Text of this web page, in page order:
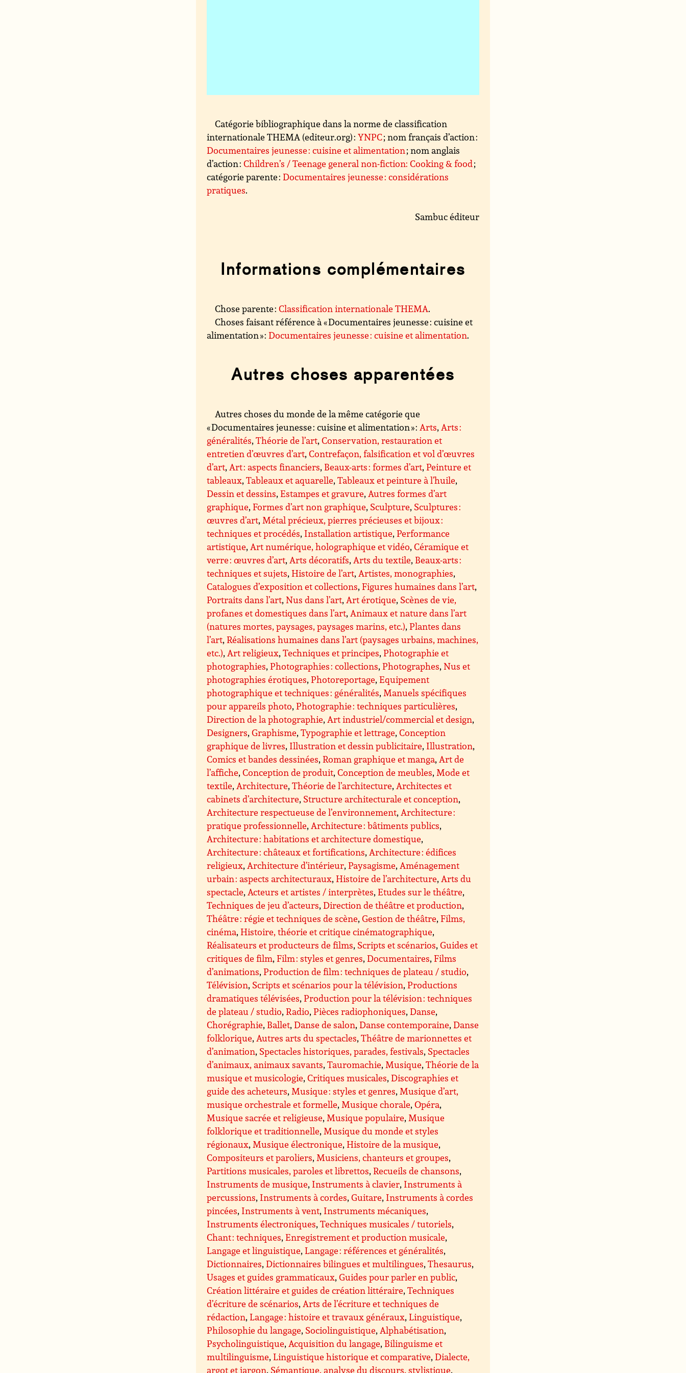
Catégorie bibliographique dans la norme de classification
internationale THEMA (editeur.org) :YNPC; nom français d’action :
Documentaires jeunesse : cuisine et alimentation; nom anglais
d’action :Children’s / Teenage general non-fiction: Cooking & food;
catégorie parente :Documentaires jeunesse : considérations
pratiques.
Sambuc éditeur
Informations complémentaires
Chose parente :Classification internationale THEMA.
Choses faisant référence à « Documentaires jeunesse : cuisine et
alimentation » :Documentaires jeunesse : cuisine et alimentation.
Autres choses apparentées
Autres choses du monde de la même catégorie que
« Documentaires jeunesse : cuisine et alimentation » :Arts,Arts :
généralités,Théorie de l’art,Conservation, restauration et
entretien d’œuvres d’art,Contrefaçon, falsification et vol d’œuvres
d’art,Art : aspects financiers, Beaux-arts : formes d’art,Peinture et
tableaux,Tableaux et aquarelle,Tableaux et peinture à l’huile,
Dessin et dessins,Estampes et gravure,Autres formes d’art
graphique,Formes d’art non graphique, Sculpture, Sculptures :
œuvres d’art,Métal précieux, pierres précieuses et bijoux :
techniques et procédés, Installation artistique,Performance
artistique,Art numérique, holographique et vidéo,Céramique et
verre : œuvres d’art,Arts décoratifs,Arts du textile, Beaux-arts :
techniques et sujets,Histoire de l’art,Artistes, monographies,
Catalogues d’exposition et collections,Figures humaines dans l’art,
Portraits dans l’art,Nus dans l’art,Art érotique, Scènes de vie,
profanes et domestiques dans l’art,Animaux et nature dans l’art
(natures mortes, paysages, paysages marins, etc.),Plantes dans
l’art,Réalisations humaines dans l’art (paysages urbains, machines,
etc.),Art religieux,Techniques et principes,Photographie et
photographies,Photographies : collections,Photographes,Nus et
photographies érotiques,Photoreportage,Equipement
photographique et techniques : généralités,Manuels spécifiques
pour appareils photo,Photographie : techniques particulières,
Direction de la photographie,Art industriel/commercial et design,
Designers,Graphisme,Typographie et lettrage,Conception
graphique de livres, Illustration et dessin publicitaire, Illustration,
Comics et bandes dessinées,Roman graphique et manga,Art de
l’affiche,Conception de produit,Conception de meubles,Mode et
textile,Architecture,Théorie de l’architecture,Architectes et
cabinets d’architecture, Structure architecturale et conception,
Architecture respectueuse de l’environnement,Architecture :
pratique professionnelle,Architecture : bâtiments publics,
Architecture : habitations et architecture domestique,
Architecture : châteaux et fortifications,Architecture : édifices
religieux,Architecture d’intérieur,Paysagisme,Aménagement
urbain : aspects architecturaux,Histoire de l’architecture,Arts du
spectacle,Acteurs et artistes / interprètes,Etudes sur le théâtre,
Techniques de jeu d’acteurs,Direction de théâtre et production,
Théâtre : régie et techniques de scène,Gestion de théâtre,Films,
cinéma,Histoire, théorie et critique cinématographique,
Réalisateurs et producteurs de films, Scripts et scénarios,Guides et
critiques de film,Film : styles et genres,Documentaires,Films
d’animations,Production de film : techniques de plateau / studio,
Télévision, Scripts et scénarios pour la télévision,Productions
dramatiques télévisées,Production pour la télévision : techniques
de plateau / studio,Radio,Pièces radiophoniques,Danse,
Chorégraphie, Ballet,Danse de salon,Danse contemporaine,Danse
folklorique,Autres arts du spectacles,Théâtre de marionnettes et
d’animation, Spectacles historiques, parades, festivals, Spectacles
d’animaux, animaux savants,Tauromachie,Musique,Théorie de la
musique et musicologie,Critiques musicales,Discographies et
guide des acheteurs,Musique : styles et genres,Musique d’art,
musique orchestrale et formelle,Musique chorale,Opéra,
Musique sacrée et religieuse,Musique populaire,Musique
folklorique et traditionnelle,Musique du monde et styles
régionaux,Musique électronique,Histoire de la musique,
Compositeurs et paroliers,Musiciens, chanteurs et groupes,
Partitions musicales, paroles et librettos,Recueils de chansons,
Instruments de musique, Instruments à clavier, Instruments à
percussions, Instruments à cordes,Guitare, Instruments à cordes
pincées, Instruments à vent, Instruments mécaniques,
Instruments électroniques,Techniques musicales / tutoriels,
Chant : techniques,Enregistrement et production musicale,
Langage et linguistique,Langage : références et généralités,
Dictionnaires,Dictionnaires bilingues et multilingues,Thesaurus,
Usages et guides grammaticaux,Guides pour parler en public,
Création littéraire et guides de création littéraire,Techniques
d’écriture de scénarios,Arts de l’écriture et techniques de
rédaction,Langage : histoire et travaux généraux,Linguistique,
Philosophie du langage, Sociolinguistique,Alphabétisation,
Psycholinguistique,Acquisition du langage, Bilinguisme et
multilinguisme,Linguistique historique et comparative,Dialecte,
argot et jargon, Sémantique, analyse du discours, stylistique,